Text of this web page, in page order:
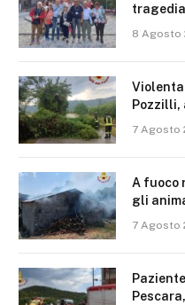
8 Agosto
Violenta
7 Agosto
A fuoco
gli
7 Agosto